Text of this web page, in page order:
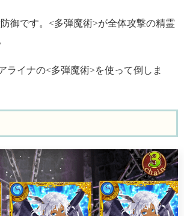
御です。<多弾魔術>が全体攻撃の精霊
ライナの<多弾魔術>を使って倒しま